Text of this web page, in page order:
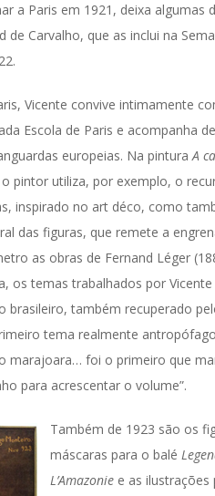
a Paris em 1921, deixa algumas
de Carvalho, que as inclui na
Vicente convive intimamente
Escola de Paris e acompanha
europeias. Na pinturaA
pintor utiliza, por exemplo, o
inspirado no art déco, como
das figuras, que remete a
as obras de Fernand Léger
os temas trabalhados por
também recuperado
tema realmente
marajoara… foi o primeiro que
para acrescentar o volume”.
Também de 1923 são os
máscaras para o balé
L’Amazonie e as ilustrações